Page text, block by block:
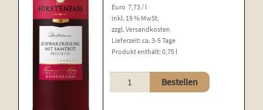
Wein­emp­feh­lun­gen
Pro­bier­pa­ke­te
Euro 7,73 / l
inkl. 19 % MwSt.
zzgl.Versandkosten
Lieferzeit:ca. 3-5 Tage
Produkt enthält: 0,75 l
Schwarzriesling
mit
Bestellen